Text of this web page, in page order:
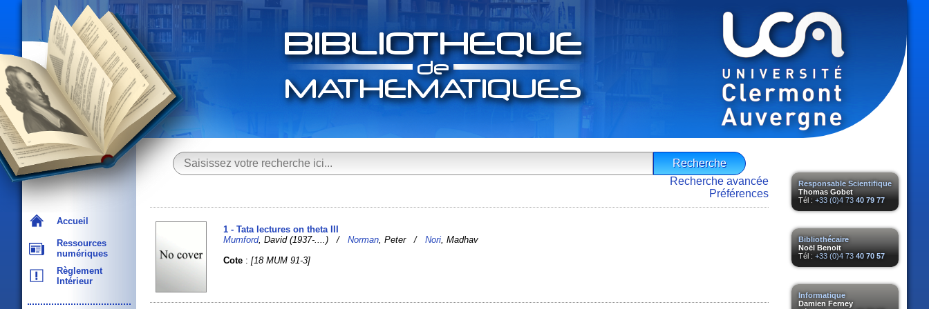
Accueil
Ressources
numériques
Règlement
Intérieur
Responsable Scientifique
Thomas Gobet
Tél : +33 (0)4 73 40 79 77
Bibliothécaire
Noël Benoit
Tél : +33 (0)4 73 40 70 57
Informatique
Damien Ferney
Recherche avancée
Préférences
1 - Tata lectures on theta III
Mumford, David (1937-....) /Norman , Peter /Nori , Madhav
Cote :[18 MUM 91-3]